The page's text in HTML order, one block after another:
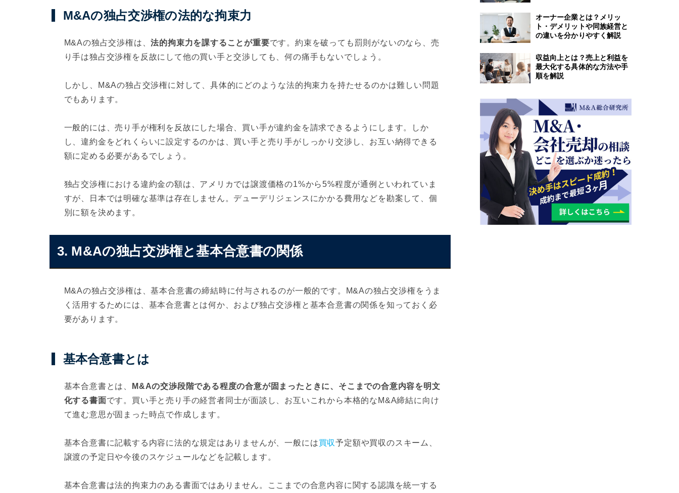
M&Aの独占交渉権の法的な拘束力
M&Aの独占交渉権は、法的拘束力を課することが重要です。約束を破っても罰則がないのなら、売
り手は独占交渉権を反故にして他の買い手と交渉しても、何の痛手もないでしょう。
しかし、M&Aの独占交渉権に対して、具体的にどのような法的拘束力を持たせるのかは難しい問題
でもあります。
一般的には、売り手が権利を反故にした場合、買い手が違約金を請求できるようにします。しか
し、違約金をどれくらいに設定するのかは、買い手と売り手がしっかり交渉し、お互い納得できる
額に定める必要があるでしょう。
独占交渉権における違約金の額は、アメリカでは譲渡価格の1%から5%程度が通例といわれていま
すが、日本では明確な基準は存在しません。デューデリジェンスにかかる費用などを勘案して、個
別に額を決めます。
3. M&Aの独占交渉権と基本合意書の関係
M&Aの独占交渉権は、基本合意書の締結時に付与されるのが一般的です。M&Aの独占交渉権をうま
く活用するためには、基本合意書とは何か、および独占交渉権と基本合意書の関係を知っておく必
要があります。
基本合意書とは
基本合意書とは、
M&Aの交渉段階である程度の合意が固まったときに、そこまでの合意内容を明文
化する書面です。買い手と売り手の経営者同士が面談し、お互いこれから本格的なM&A締結に向け
て進む意思が固まった時点で作成します。
基本合意書に記載する内容に法的な規定はありませんが、一般には買収予定額や買収のスキーム、
譲渡の予定日や今後のスケジュールなどを記載します。
基本合意書は法的拘束力のある書面ではありません。ここまでの合意内容に関する認識を統一する
オーナー企業とは？メリッ
ト・デメリットや同族経営と
の違いを分かりやすく解説
収益向上とは？売上と利益を
最大化する具体的な方法や手
順を解説